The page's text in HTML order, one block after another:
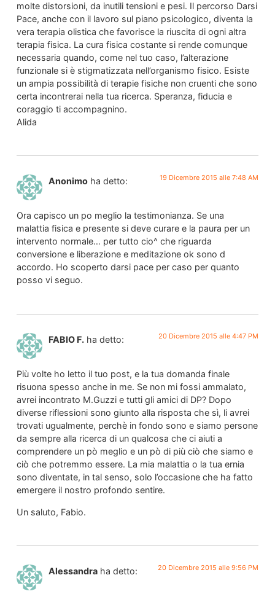
molte distorsioni, da inutili tensioni e pesi. Il percorso Darsi
Pace, anche con il lavoro sul piano psicologico, diventa la
vera terapia olistica che favorisce la riuscita di ogni altra
terapia fisica. La cura fisica costante si rende comunque
necessaria quando, come nel tuo caso, l’alterazione
funzionale si è stigmatizzata nell’organismo fisico. Esiste
un ampia possibilità di terapie fisiche non cruenti che sono
certa incontrerai nella tua ricerca. Speranza, fiducia e
coraggio ti accompagnino.
Alida
Anonimo ha detto: 19 Dicembre 2015 alle 7:48 AM
Ora capisco un po meglio la testimonianza. Se una
malattia fisica e presente si deve curare e la paura per un
intervento normale… per tutto cio^ che riguarda
conversione e liberazione e meditazione ok sono d
accordo. Ho scoperto darsi pace per caso per quanto
posso vi seguo.
FABIO F. ha detto: 20 Dicembre 2015 alle 4:47 PM
Più volte ho letto il tuo post, e la tua domanda finale
risuona spesso anche in me. Se non mi fossi ammalato,
avrei incontrato M.Guzzi e tutti gli amici di DP? Dopo
diverse riflessioni sono giunto alla risposta che sì, li avrei
trovati ugualmente, perchè in fondo sono e siamo persone
da sempre alla ricerca di un qualcosa che ci aiuti a
comprendere un pò meglio e un pò di più ciò che siamo e
ciò che potremmo essere. La mia malattia o la tua ernia
sono diventate, in tal senso, solo l’occasione che ha fatto
emergere il nostro profondo sentire.
Un saluto, Fabio.
Alessandra ha detto: 20 Dicembre 2015 alle 9:56 PM